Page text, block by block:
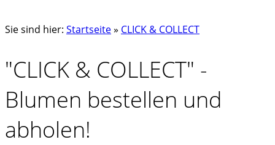
Sie sind hier: Startseite» CLICK & COLLECT
"CLICK & COLLECT" -
Blumen bestellen und
abholen!